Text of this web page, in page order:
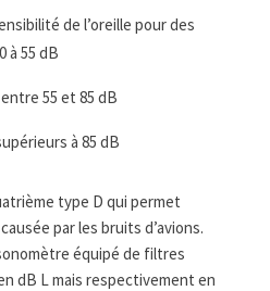
de l’oreille pour des
à 55 dB
55 et 85 dB
à 85 dB
type D qui permet
par les bruits d’avions.
équipé de filtres
dB L mais respectivement en